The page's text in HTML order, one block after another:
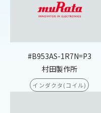
#B953AS-1R7N=P3
村田製作所
インダクタ(コイル)